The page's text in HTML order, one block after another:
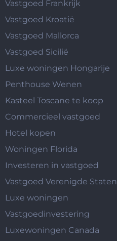
Vastgoed Frankrijk
Vastgoed Kroatië
Vastgoed Mallorca
Vastgoed Sicilië
Luxe woningen Hongarije
Penthouse Wenen
Kasteel Toscane te koop
Commercieel vastgoed
Hotel kopen
Woningen Florida
Investeren in vastgoed
Vastgoed Verenigde Staten
Luxe woningen
Vastgoedinvestering
Luxewoningen Canada